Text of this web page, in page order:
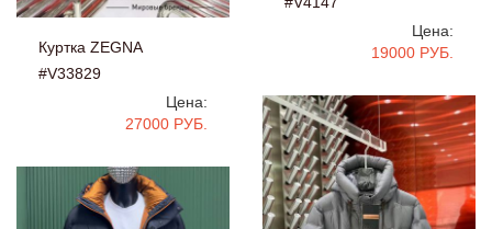
Куртка ZEGNA
#V33829
Цена:
27000 РУБ.
Цена:
19000 РУБ.